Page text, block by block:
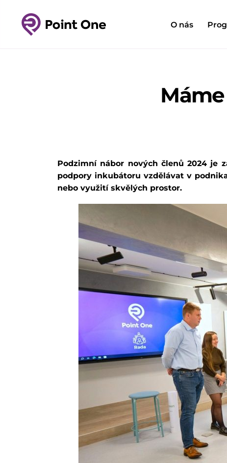
O nás
Podzimní nábor nových členů 2024 je
podpory inkubátoru vzdělávat v
nebo využití skvělých prostor.